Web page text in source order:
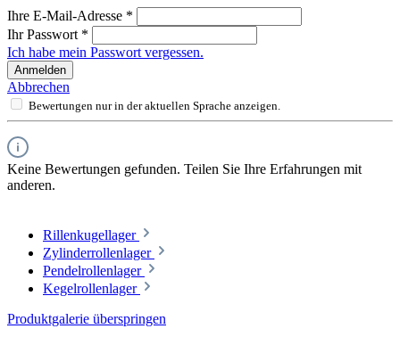
Ihre E-Mail-Adresse *
Ihr Passwort *
Ich habe mein Passwort vergessen.
Anmelden
Abbrechen
Bewertungen nur in der aktuellen Sprache anzeigen.
Keine Bewertungen gefunden. Teilen Sie Ihre Erfahrungen mit
anderen.
Rillenkugellager
Zylinderrollenlager
Pendelrollenlager
Kegelrollenlager
Produktgalerie überspringen